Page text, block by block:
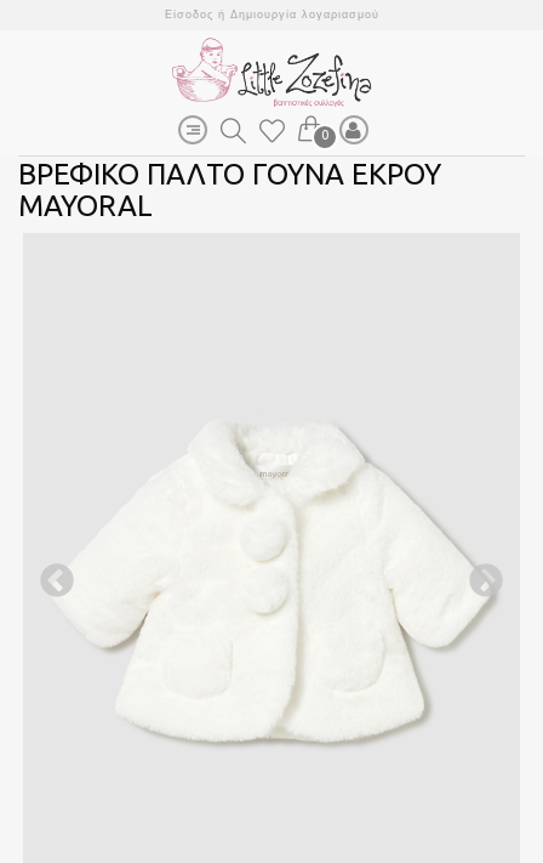
Είσοδος ή Δημιουργία λογαριασμού
0
ΒΡΕΦΙΚΟ ΠΑΛΤΟ ΓΟΥΝΑ ΕΚΡΟΥ
MAYORAL